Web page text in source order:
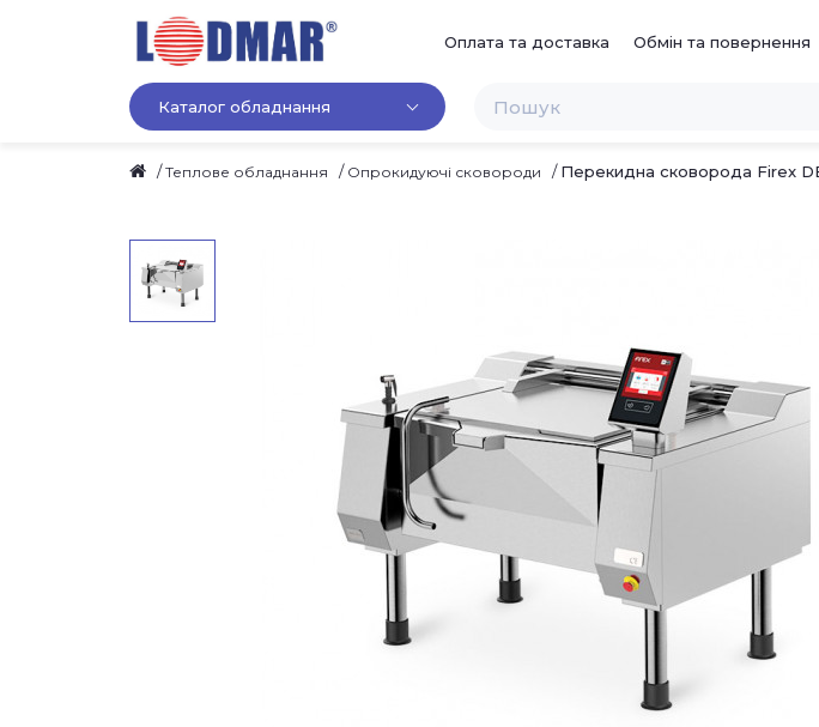
Оплата та доставка Обмін та повернення
Каталог обладнання
Теплове обладнання Опрокидуючі сковороди Перекидна сковорода Firex